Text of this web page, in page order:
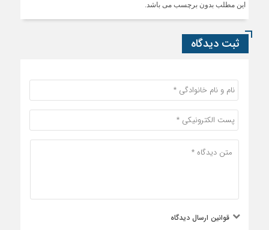
این مطلب بدون برچسب می باشد.
ثبت دیدگاه
قوانین ارسال دیدگاه